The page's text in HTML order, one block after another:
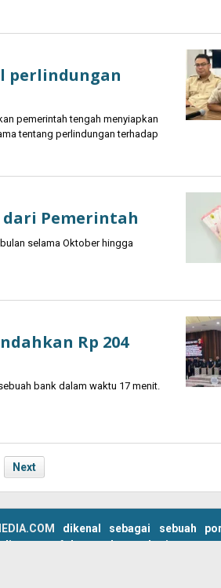
perlindungan
pemerintah tengah menyiapkan
tentang perlindungan terhadap
dari Pemerintah
selama Oktober hingga
Rp 204
bank dalam waktu 17 menit.
Next
dikenal sebagai sebuah
yang fokus pada pemberitaan